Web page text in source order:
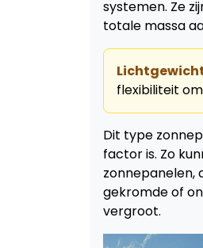
systemen. Ze
totale massa
flexibiliteit
Dit type
factor is. Zo
zonnepanelen,
gekromde of
vergroot.